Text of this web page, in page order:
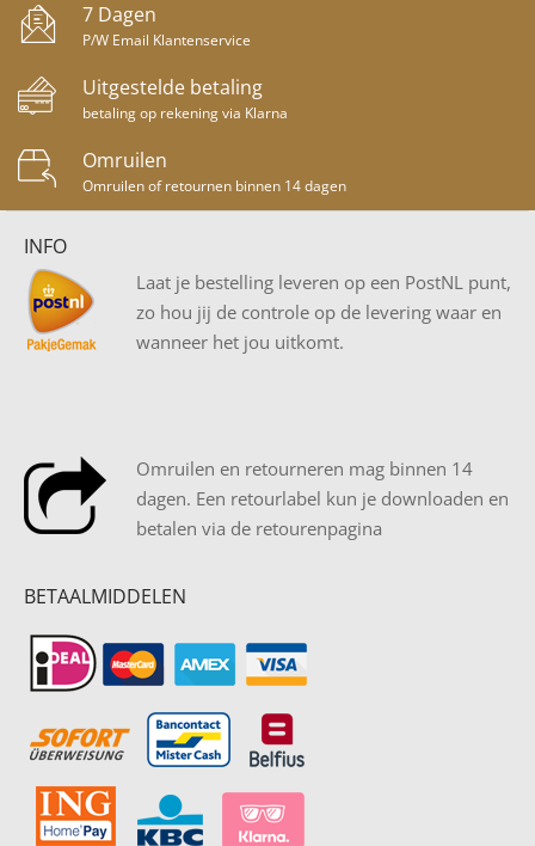
7 Dagen
P/W Email Klantenservice
Uitgestelde betaling
betaling op rekening via Klarna
Omruilen
Omruilen of retournen binnen 14 dagen
INFO
Laat je bestelling leveren op een PostNL punt,
zo hou jij de controle op de levering waar en
wanneer het jou uitkomt.
Omruilen en retourneren mag binnen 14
dagen. Een retourlabel kun je downloaden en
betalen via de retourenpagina
BETAALMIDDELEN